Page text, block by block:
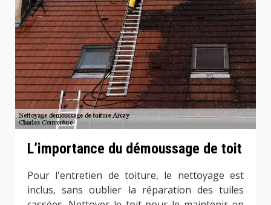
L’importance du démoussage de toit
Pour l'entretien de toiture, le nettoyage est
inclus, sans oublier la réparation des tuiles